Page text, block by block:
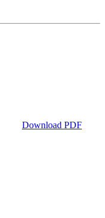
Download PDF